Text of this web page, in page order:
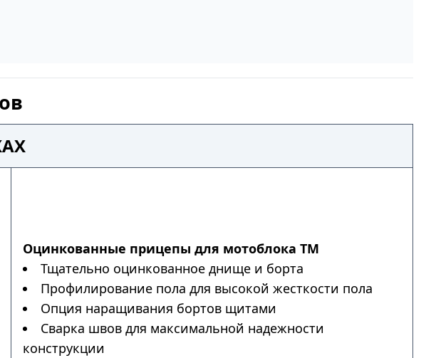
Оцинкованные прицепы для мотоблока ТМ
Тщательно оцинкованное днище и борта
Профилирование пола для высокой жесткости пола
Опция наращивания бортов щитами
Сварка швов для максимальной надежности
конструкции